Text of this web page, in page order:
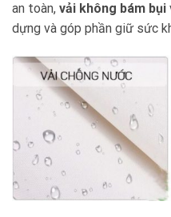
an toàn, vải không bám bụi
dựng và góp phần giữ sức